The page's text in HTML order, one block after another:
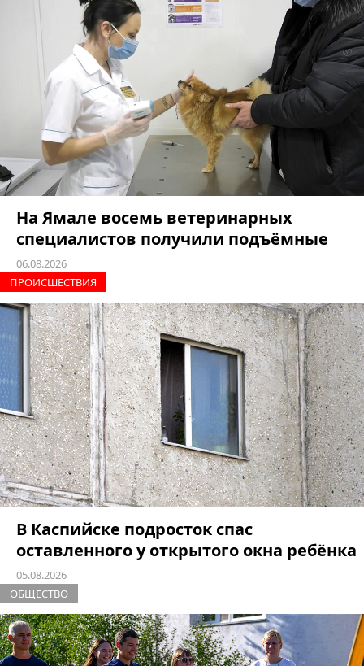
На Ямале восемь ветеринарных
специалистов получили подъёмные
06.08.2026
ПРОИCШЕСТВИЯ
В Каспийске подросток спас
оставленного у открытого окна ребёнка
05.08.2026
ОБЩЕСТВО